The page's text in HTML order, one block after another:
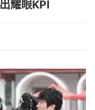
耀眼KPI